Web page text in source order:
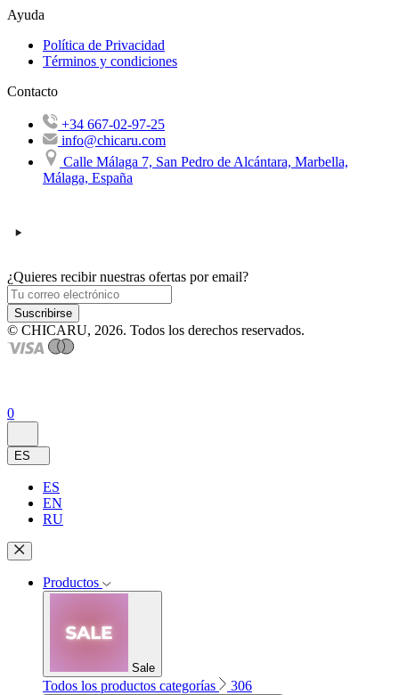
Ayuda
Política de Privacidad
Términos y condiciones
Contacto
+34 667-02-97-25
info@chicaru.com
Calle Málaga 7, San Pedro de Alcántara, Marbella,
Málaga, España
¿Quieres recibir nuestras ofertas por email?
Suscribirse
© CHICARU, 2026. Todos los derechos reservados.
0
ES
ES
EN
RU
Productos
Sale
Todos los productos categorías 306